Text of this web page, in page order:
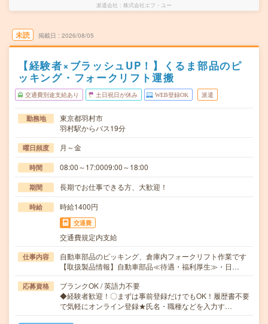
派遣会社 株式会社エフ・ユー
未読 掲載日 2026/08/05
【経験者×ブラッシュUP！】くるま部品のピ
ッキング・フォークリフト運搬
交通費別途支給あり 土日祝日が休み WEB登録OK 派遣
勤務地
東京都羽村市
羽村駅からバス19分
曜日頻度 月～金
時間 08:00～17:0009:00～18:00
期間 長期でお仕事できる方、大歓迎！
時給 時給1400円
交通費
交通費規定内支給
仕事内容
自動車部品のピッキング、倉庫内フォークリフト作業です
【取扱製品情報】自動車部品≪待遇・福利厚生≫・日…
応募資格
ブランクOK / 英語力不要
◆経験者歓迎！〇まずは事前登録だけでもOK！履歴書不要
で気軽にオンライン登録★氏名・職種などを入力す…